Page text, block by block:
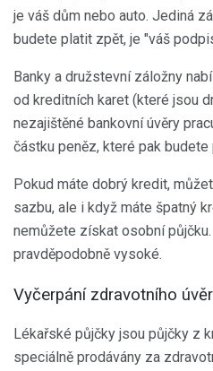
je váš dům nebo auto. Jediná
budete platit zpět, je "váš
Banky a družstevní záložny
od kreditních karet (které jsou
nezajištěné bankovní úvěry
částku peněz, které pak
Pokud máte dobrý kredit,
sazbu, ale i když máte špatný
nemůžete získat osobní
pravděpodobně vysoké.
Vyčerpání zdravotního
Lékařské půjčky jsou půjčky z
speciálně prodávány za